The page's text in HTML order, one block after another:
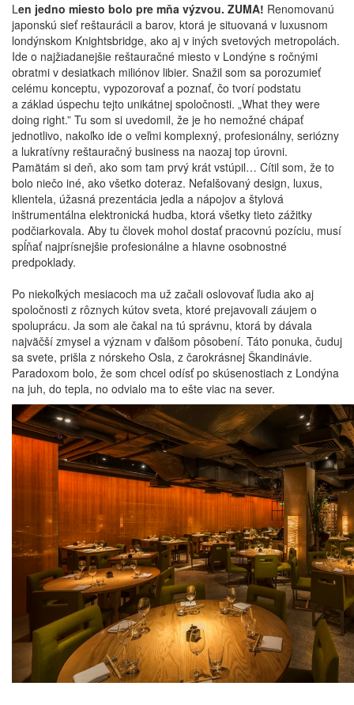
Len jedno miesto bolo pre mňa výzvou. ZUMA! Renomovanú
japonskú sieť reštaurácii a barov, ktorá je situovaná v luxusnom
londýnskom Knightsbridge, ako aj v iných svetových metropolách.
Ide o najžiadanejšie reštauračné miesto v Londýne s ročnými
obratmi v desiatkach miliónov libier. Snažil som sa porozumieť
celému konceptu, vypozorovať a poznať, čo tvorí podstatu
a základ úspechu tejto unikátnej spoločnosti. „What they were
doing right.” Tu som si uvedomil, že je ho nemožné chápať
jednotlivo, nakoľko ide o veľmi komplexný, profesionálny, seriózny
a lukratívny reštauračný business na naozaj top úrovni.
Pamätám si deň, ako som tam prvý krát vstúpil… Cítil som, že to
bolo niečo iné, ako všetko doteraz. Nefalšovaný design, luxus,
klientela, úžasná prezentácia jedla a nápojov a štylová
inštrumentálna elektronická hudba, ktorá všetky tieto zážitky
podčiarkovala. Aby tu človek mohol dostať pracovnú pozíciu, musí
spĺňať najprísnejšie profesionálne a hlavne osobnostné
predpoklady.
Po niekoľkých mesiacoch ma už začali oslovovať ľudia ako aj
spoločnosti z rôznych kútov sveta, ktoré prejavovali záujem o
spoluprácu. Ja som ale čakal na tú správnu, ktorá by dávala
najväčší zmysel a význam v ďalšom pôsobení. Táto ponuka, čuduj
sa svete, prišla z nórskeho Osla, z čarokrásnej Škandinávie.
Paradoxom bolo, že som chcel odísť po skúsenostiach z Londýna
na juh, do tepla, no odvialo ma to ešte viac na sever.